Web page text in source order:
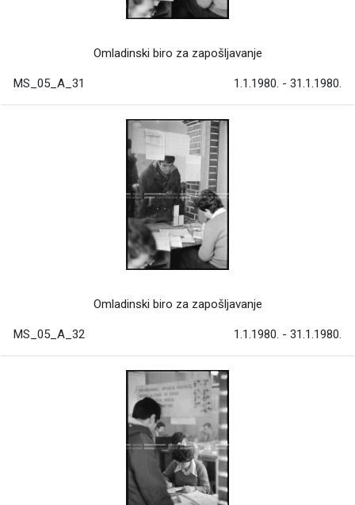
Omladinski biro za zapošljavanje
MS_05_A_31 1.1.1980. - 31.1.1980.
Omladinski biro za zapošljavanje
MS_05_A_32 1.1.1980. - 31.1.1980.